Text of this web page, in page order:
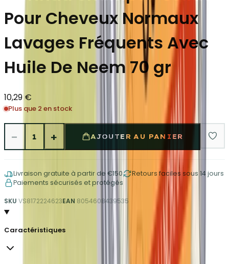
Pour Cheveux Normaux
Lavages Fréquents Avec
Huile De Neem 70 gr
10,29 €
Plus que 2 en stock
− 1 + AJOUTER AU PANIER
Livraison gratuite à partir de €150
Retours faciles sous 14 jours
Paiements sécurisés et protégés
SKU VS8172224623EAN 8054608439535
Caractéristiques